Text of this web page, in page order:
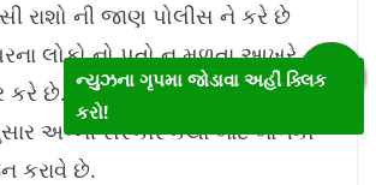
રાશો ની જાણ પોલીસ ને કરે છે
લોકો નો પતો ન મળતા આખરે
કરે છે. આ ગૃપ ના સભ્યો દ્વારા
અગ્ની સંસ્કાર કર્યા બાદ બાળકો
કરાવે છે.
ન્યુઝના ગૃપમા જોડાવા અહીં ક્લિક
કરો!